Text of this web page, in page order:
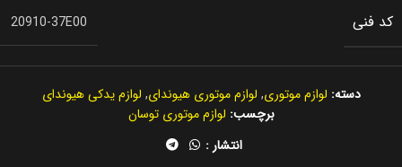
کد فنی 20910-37E00
دسته: لوازم موتوری, لوازم موتوری هیوندای, لوازم یدکی هیوندای
برچسب: لوازم موتوری توسان
انتشار :